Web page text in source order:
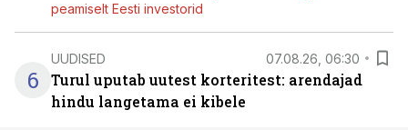
peamiselt Eesti investorid
6
UUDISED 07.08.26, 06:30
Turul uputab uutest korteritest: arendajad
hindu langetama ei kibele